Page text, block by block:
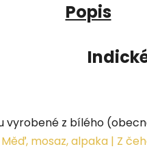
Popis
vyrobené z bílého
Měď, mosaz, alpaka | Z